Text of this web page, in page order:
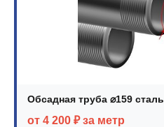
Обсадная труба ⌀159 сталь
от 4 200 ₽ за метр